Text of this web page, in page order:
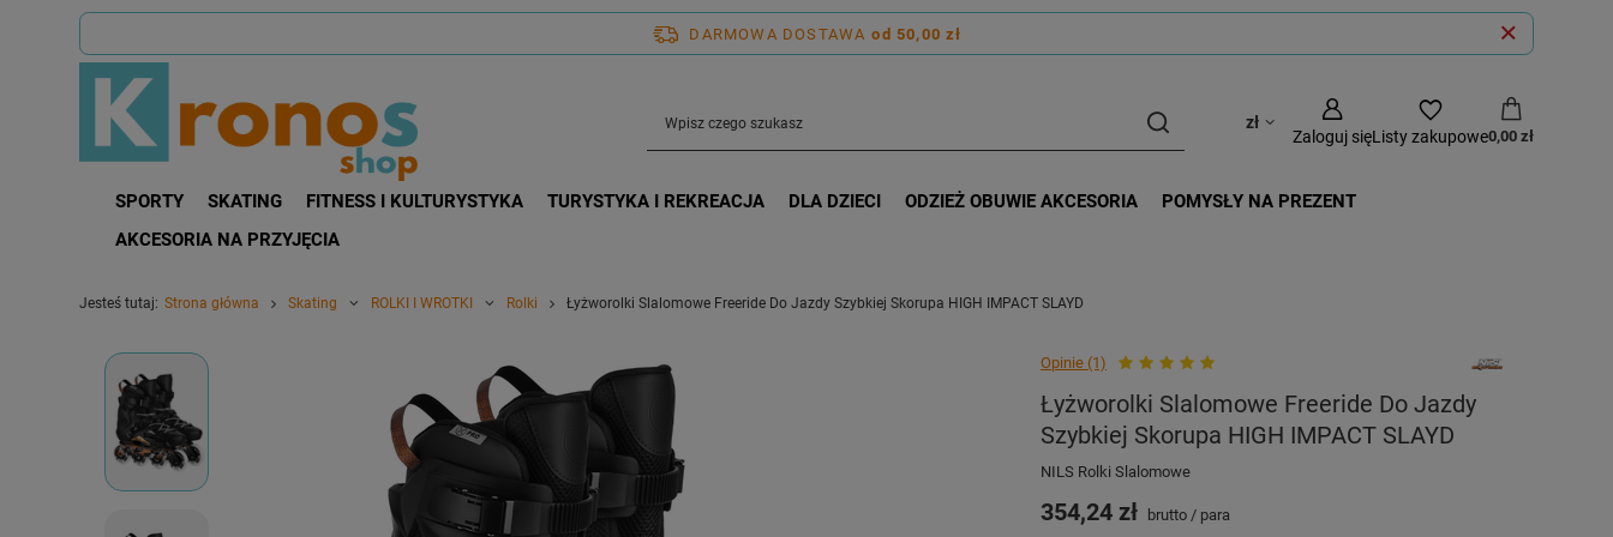
DARMOWA DOSTAWA od 50,00 zł
zł
Zaloguj sięListy zakupowe0,00 zł
SPORTY SKATING FITNESS I KULTURYSTYKA TURYSTYKA I REKREACJA DLA DZIECI ODZIEŻ OBUWIE AKCESORIA
POMYSŁY NA PREZENT
AKCESORIA NA PRZYJĘCIA
Jesteś tutaj: Strona główna Skating ROLKI I WROTKI Rolki Łyżworolki Slalomowe Freeride Do Jazdy Szybkiej Skorupa HIGH IMPACT SLAYD
Opinie (1)
Łyżworolki Slalomowe Freeride Do Jazdy
Szybkiej Skorupa HIGH IMPACT SLAYD
NILS Rolki Slalomowe
354,24 zł brutto / para